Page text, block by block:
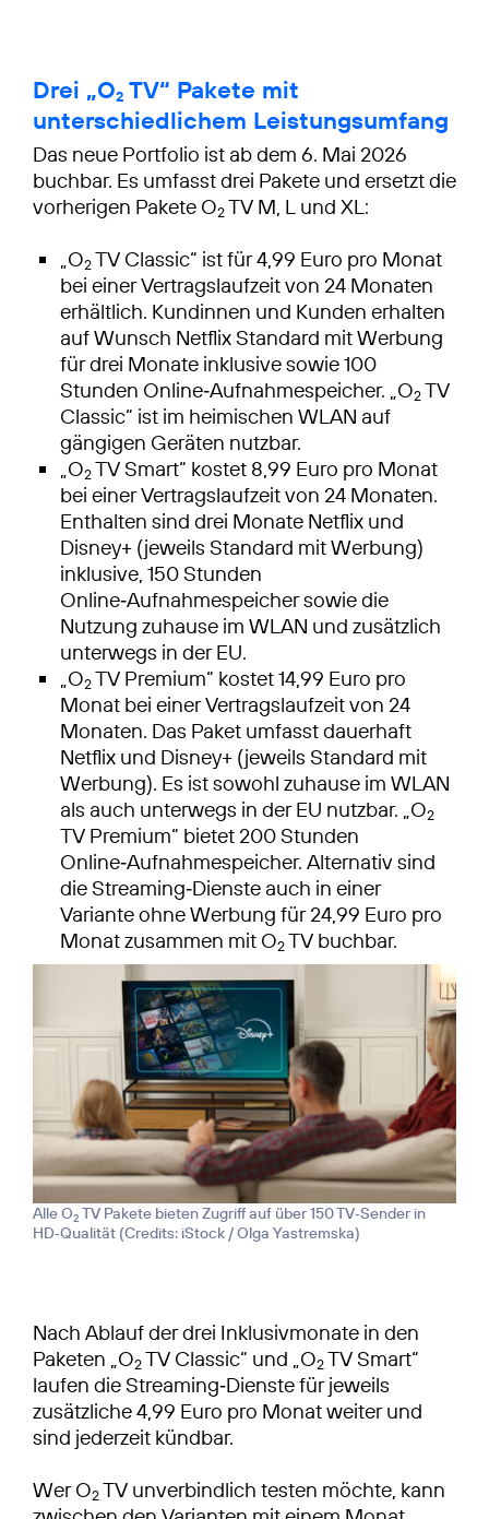
Drei „O2 TV“ Pakete mit
unterschiedlichem Leistungsumfang
Das neue Portfolio ist ab dem 6. Mai 2026
buchbar. Es umfasst drei Pakete und ersetzt die
vorherigen Pakete O2TV M, L und XL:
„O2TV Classic“ ist für 4,99 Euro pro Monat
bei einer Vertragslaufzeit von 24 Monaten
erhältlich. Kundinnen und Kunden erhalten
auf Wunsch Netflix Standard mit Werbung
für drei Monate inklusive sowie 100
Stunden Online‑Aufnahmespeicher. „O2TV
Classic“ ist im heimischen WLAN auf
gängigen Geräten nutzbar.
„O2TV Smart“ kostet 8,99 Euro pro Monat
bei einer Vertragslaufzeit von 24 Monaten.
Enthalten sind drei Monate Netflix und
Disney+ (jeweils Standard mit Werbung)
inklusive, 150 Stunden
Online‑Aufnahmespeicher sowie die
Nutzung zuhause im WLAN und zusätzlich
unterwegs in der EU.
„O2TV Premium“ kostet 14,99 Euro pro
Monat bei einer Vertragslaufzeit von 24
Monaten. Das Paket umfasst dauerhaft
Netflix und Disney+ (jeweils Standard mit
Werbung). Es ist sowohl zuhause im WLAN
als auch unterwegs in der EU nutzbar. „O2
TV Premium“ bietet 200 Stunden
Online‑Aufnahmespeicher. Alternativ sind
die Streaming‑Dienste auch in einer
Variante ohne Werbung für 24,99 Euro pro
Monat zusammen mit O2TV buchbar.
Alle O2 TV Pakete bieten Zugriff auf über 150 TV‑Sender in
HD‑Qualität (Credits: iStock / Olga Yastremska)
Nach Ablauf der drei Inklusivmonate in den
Paketen „O2TV Classic“ und „O2TV Smart“
laufen die Streaming‑Dienste für jeweils
zusätzliche 4,99 Euro pro Monat weiter und
sind jederzeit kündbar.
Wer O2TV unverbindlich testen möchte, kann